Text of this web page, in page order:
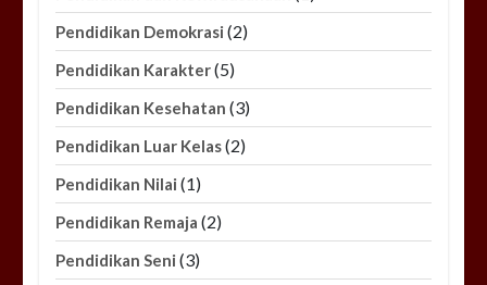
Pendidikan Demokrasi (2)
Pendidikan Karakter(5)
Pendidikan Kesehatan (3)
Pendidikan Luar Kelas(2)
Pendidikan Nilai (1)
Pendidikan Remaja (2)
Pendidikan Seni (3)